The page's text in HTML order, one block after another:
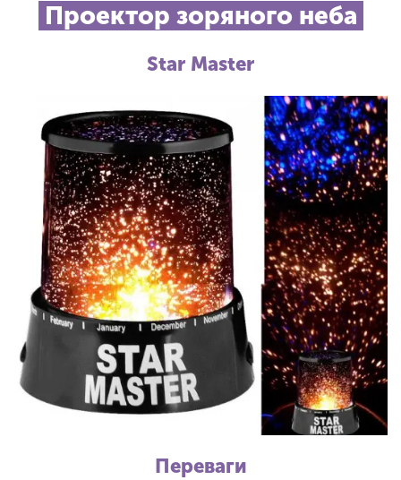
Проектор зоряного неба
Star Master
Переваги